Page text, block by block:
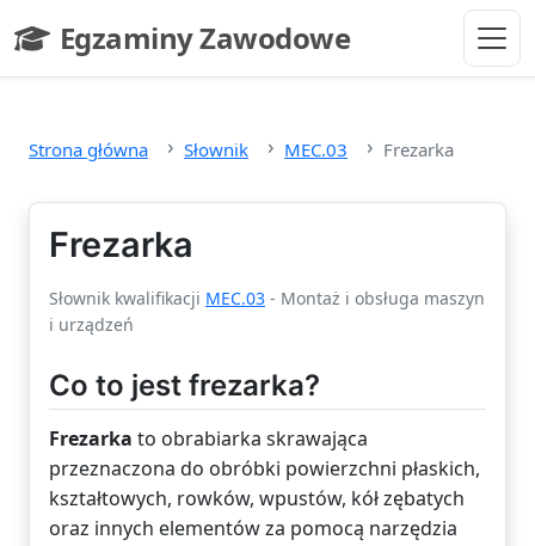
Egzaminy Zawodowe
- strona główna
Strona główna Słownik MEC.03 Frezarka
Frezarka
Słownik kwalifikacji MEC.03 - Montaż i obsługa maszyn
i urządzeń
Co to jest frezarka?
Frezarka to obrabiarka skrawająca
przeznaczona do obróbki powierzchni płaskich,
kształtowych, rowków, wpustów, kół zębatych
oraz innych elementów za pomocą narzędzia